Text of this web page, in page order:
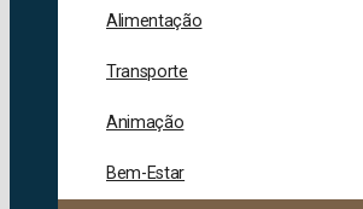
Alimentação
Transporte
Animação
Bem-Estar